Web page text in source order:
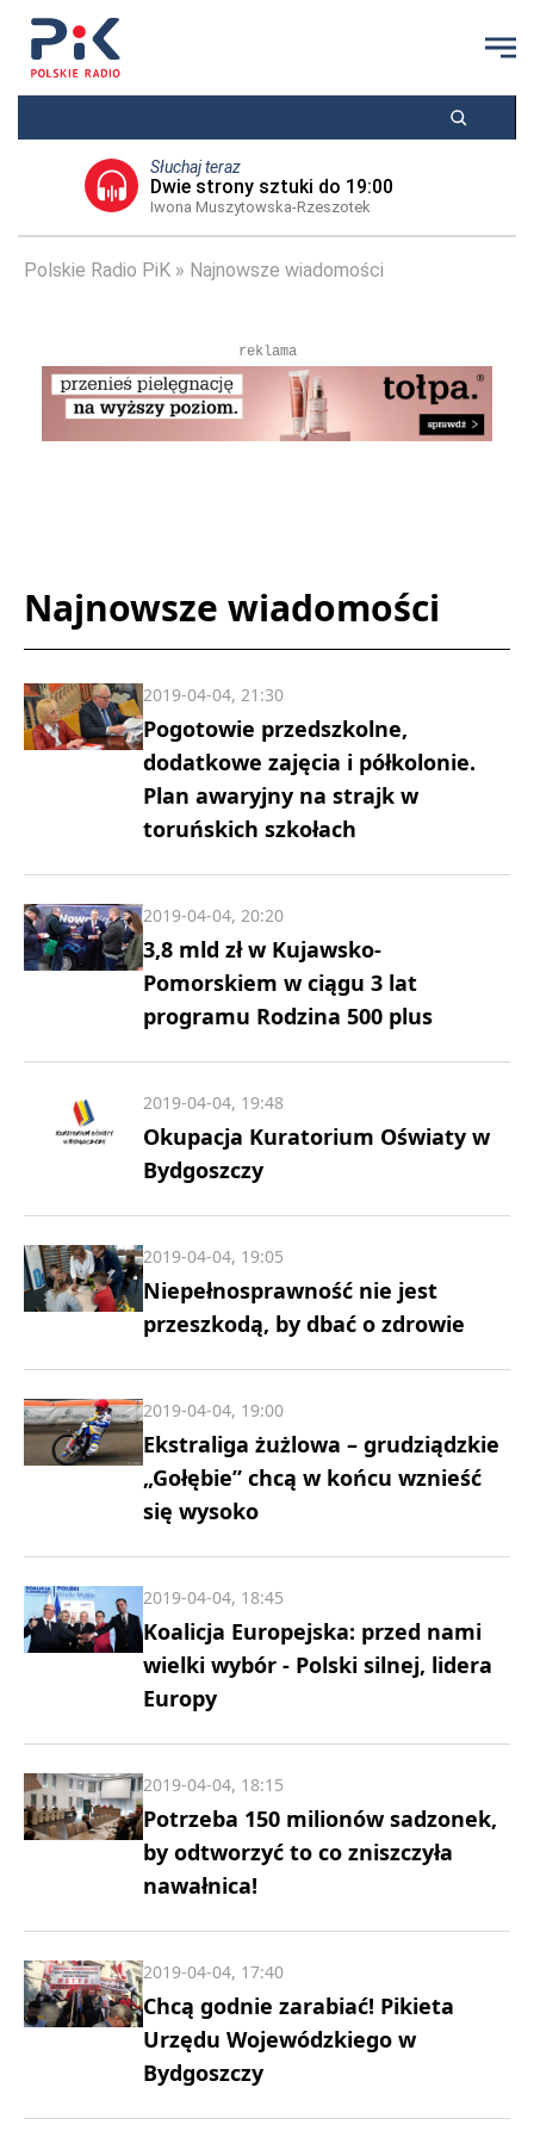
Słuchaj teraz
Dwie strony sztuki do 19:00
Iwona Muszytowska-Rzeszotek
Polskie Radio PiK Najnowsze wiadomości
reklama
Najnowsze wiadomości
Pogotowie przedszkolne,
dodatkowe zajęcia i półkolonie.
Plan awaryjny na strajk w
toruńskich szkołach
2019-04-04, 21:30
3,8 mld zł w Kujawsko-
Pomorskiem w ciągu 3 lat
programu Rodzina 500 plus
2019-04-04, 20:20
Okupacja Kuratorium Oświaty w
Bydgoszczy
2019-04-04, 19:48
Niepełnosprawność nie jest
przeszkodą, by dbać o zdrowie
2019-04-04, 19:05
Ekstraliga żużlowa – grudziądzkie
„Gołębie” chcą w końcu wznieść
się wysoko
2019-04-04, 19:00
Koalicja Europejska: przed nami
wielki wybór - Polski silnej, lidera
Europy
2019-04-04, 18:45
Potrzeba 150 milionów sadzonek,
by odtworzyć to co zniszczyła
nawałnica!
2019-04-04, 18:15
Chcą godnie zarabiać! Pikieta
Urzędu Wojewódzkiego w
Bydgoszczy
2019-04-04, 17:40